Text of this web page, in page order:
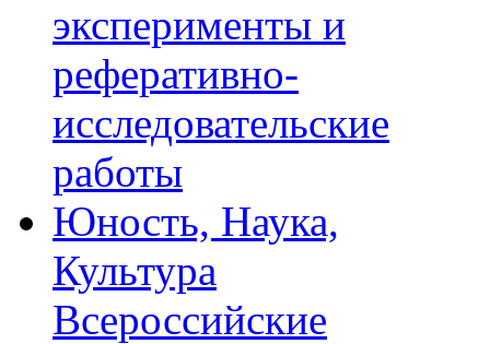
эксперименты и
реферативно-
исследовательские
работы
Юность, Наука,
Культура
Всероссийские